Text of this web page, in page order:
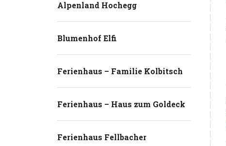
Alpenland Hochegg
Blumenhof Elfi
Ferienhaus – Familie Kolbitsch
Ferienhaus – Haus zum Goldeck
Ferienhaus Fellbacher